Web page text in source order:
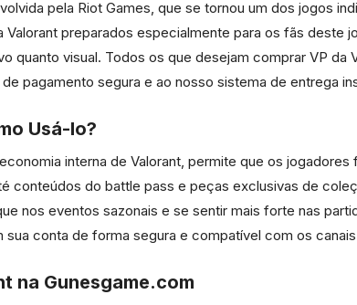
pela Riot Games, que se tornou um dos jogos
preparados especialmente para os fãs deste
quanto visual. Todos os que desejam comprar VP
pagamento segura e ao nosso sistema de entrega
Usá-lo?
interna de Valorant, permite que os
conteúdos do battle pass e peças exclusivas de
nos eventos sazonais e se sentir mais forte nas
conta de forma segura e compatível com os
na Gunesgame.com